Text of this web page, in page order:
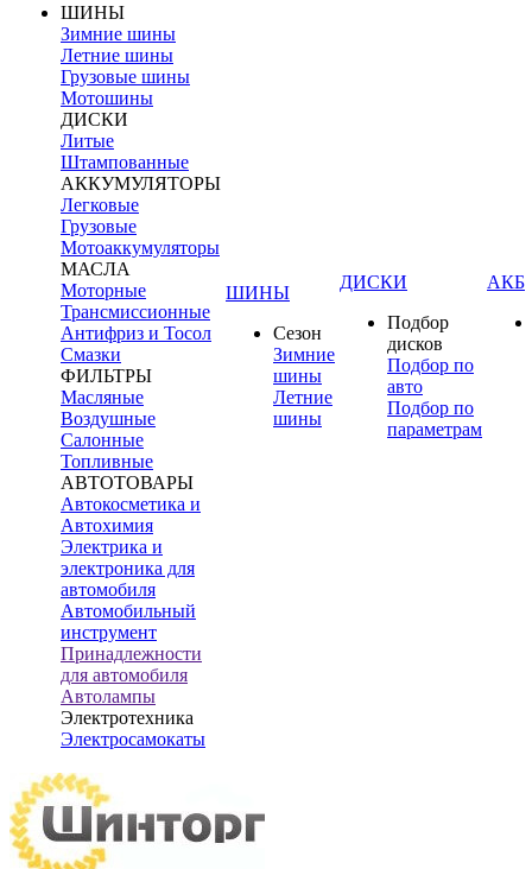
ШИНЫ
Зимние шины
Летние шины
Грузовые шины
Мотошины
ДИСКИ
Литые
Штампованные
АККУМУЛЯТОРЫ
Легковые
Грузовые
Мотоаккумуляторы
МАСЛА
Моторные
Трансмиссионные
Антифриз и Тосол
Смазки
ФИЛЬТРЫ
Масляные
Воздушные
Салонные
Топливные
АВТОТОВАРЫ
Автокосметика и
Автохимия
Электрика и
электроника для
автомобиля
Автомобильный
инструмент
Принадлежности
для автомобиля
Автолампы
Электротехника
Электросамокаты
ШИНЫ
Сезон
Зимние
шины
Летние
шины
ДИСКИ
Подбор
дисков
Подбор по
авто
Подбор по
параметрам
АКБ